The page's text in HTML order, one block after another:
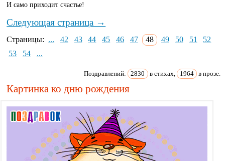
И само приходит счастье!
Следующая страница →
Страницы: ... 42 43 44 45 46 47 48 49 50 51
52
53
54 ...
Поздравлений: 2830 в стихах, 1964 в прозе.
Картинка ко дню рождения